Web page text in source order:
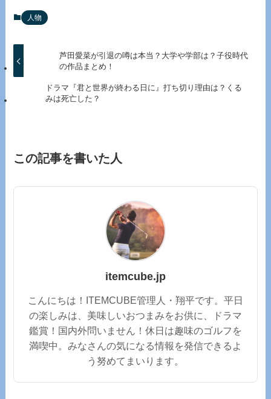
人物
芦田愛菜が引退の噂は本当？大学や学部は？子役時代
の作品まとめ！
ドラマ『君と世界が終わる日に』打ち切り理由は？くる
みは死亡した？
この記事を書いた人
itemcube.jp
こんにちは！ITEMCUBE管理人・翔平です。平日
の楽しみは、美味しいおつまみをお供に、ドラマ
鑑賞！国内外問いません！休日は趣味のゴルフを
満喫中。みなさんの気になる情報を発信できるよ
う努めてまいります。